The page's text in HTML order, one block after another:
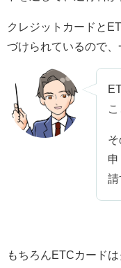
クレジットカードと
づけられているので、
請
もちろんETCカード